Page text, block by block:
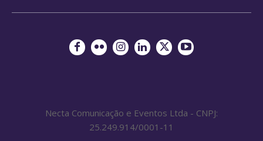
Necta Comunicação e Eventos Ltda - CNPJ:
25.249.914/0001-11